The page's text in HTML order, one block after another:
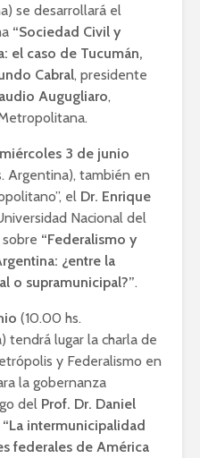
se desarrollará el
“Sociedad Civil y
el caso de Tucumán,
Cabral, presidente
Augugliaro,
miércoles 3 de junio
Argentina), también en
el Dr. Enrique
Nacional del
“Federalismo y
¿entre la
o supramunicipal?”.
(10.00 hs.
tendrá lugar la charla de
y Federalismo en
la gobernanza
del Prof. Dr. Daniel
“La intermunicipalidad
federales de América